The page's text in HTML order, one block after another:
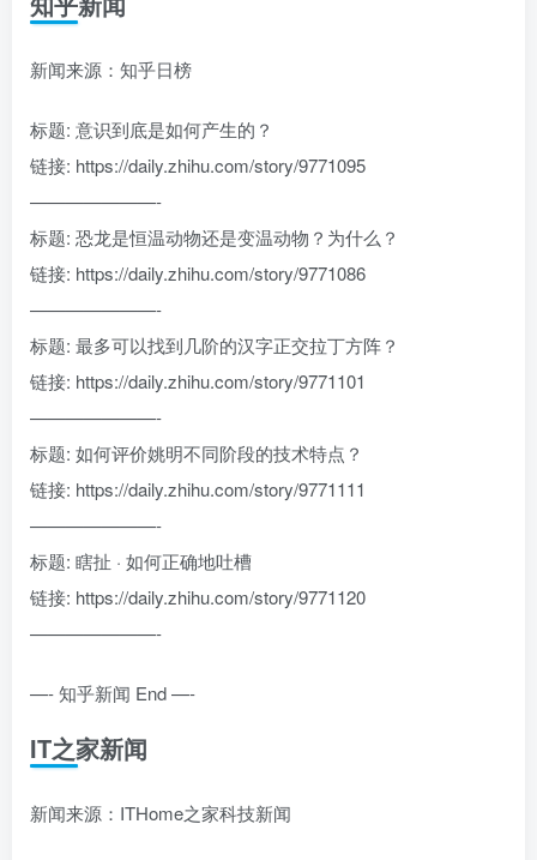
新闻来源：知乎日榜
标题: 意识到底是如何产生的？
链接: https://daily.zhihu.com/story/9771095
———————-
标题: 恐龙是恒温动物还是变温动物？为什么？
链接: https://daily.zhihu.com/story/9771086
———————-
标题: 最多可以找到几阶的汉字正交拉丁方阵？
链接: https://daily.zhihu.com/story/9771101
———————-
标题: 如何评价姚明不同阶段的技术特点？
链接: https://daily.zhihu.com/story/9771111
———————-
标题: 瞎扯 · 如何正确地吐槽
链接: https://daily.zhihu.com/story/9771120
———————-
—- 知乎新闻 End —-
IT之家新闻
新闻来源：ITHome之家科技新闻